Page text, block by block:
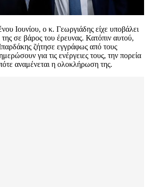
Ιουνίου, ο κ. Γεωργιάδης είχε υποβάλει
της σε βάρος του έρευνας. Κατόπιν αυτού,
ζήτησε εγγράφως από τους
για τις ενέργειες τους, την πορεία
αναμένεται η ολοκλήρωση της.